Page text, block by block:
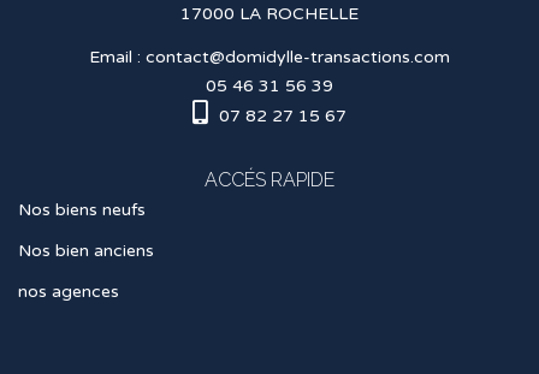
17000 LA ROCHELLE
Email : contact@domidylle-transactions.com
05 46 31 56 39
07 82 27 15 67
ACCÉS RAPIDE
Nos biens neufs
Nos bien anciens
nos agences